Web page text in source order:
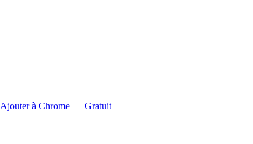
Ajouter à Chrome — Gratuit